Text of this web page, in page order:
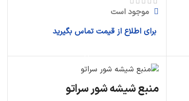
موجود است
برای اطلاع از قیمت تماس بگیرید
منبع شیشه شور سراتو